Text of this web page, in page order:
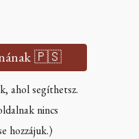
🇵🇸
ahol segíthetsz.
nincs
hozzájuk.)